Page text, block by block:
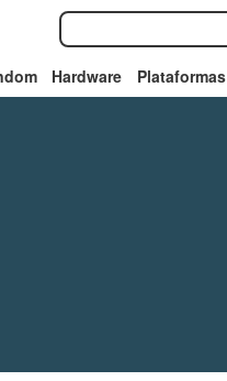
Hardware Plataformas